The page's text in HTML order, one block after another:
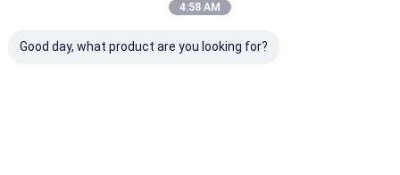
4:58 AM
Good day, what product are you looking for?